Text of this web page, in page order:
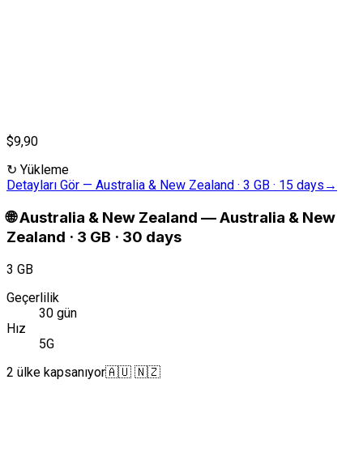
$9,90
↻ Yükleme
Detayları Gör — Australia & New Zealand · 3 GB · 15 days →
🌐Australia & New Zealand —Australia & New
Zealand · 3 GB · 30 days
3 GB
Geçerlilik
30 gün
Hız
5G
2 ülke kapsanıyor🇦🇺 🇳🇿